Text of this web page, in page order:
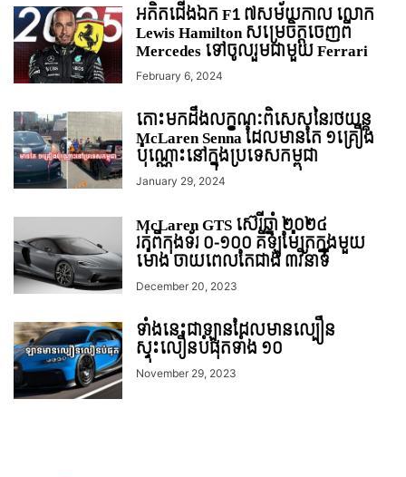
អតិតជើងឯក F1 ៧សម័យកាល លោក
Lewis Hamilton សម្រេចិត្តចេញពី
Mercedes ទៅចូលរួមជាមួយ Ferrari
February 6, 2024
តោះមកដឹងលក្ខណៈពិសេសនៃរថយន្ត
McLaren Senna ដែលមានតែ ១គ្រឿង
ប៉ុណ្ណោះនៅក្នុងប្រទេសកម្ពុជា
January 29, 2024
McLaren GTS ស៊េរីឆ្នាំ ២០២៤
រត់ពីកុងទ័រ ០-១០០ គីឡូម៉ែត្រក្នុងមួយ
ម៉ោង ចាយពេលតែជាង ៣វិនាទី
December 20, 2023
ទាំងនេះជាឡានដែលមានល្បឿន
ស្ទុះលឿនបំផុតទាំង ១០
November 29, 2023